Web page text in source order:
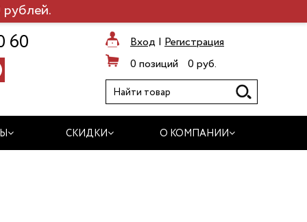
рублей.
60 Вход
Регистрация
0 позиций
0 руб.
СКИДКИ О КОМПАНИИ